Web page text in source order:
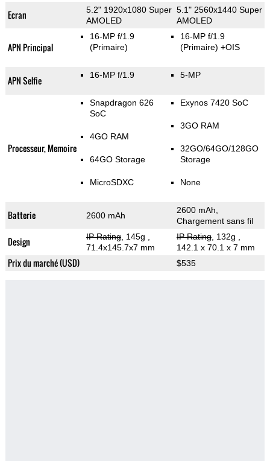
Ecran
5.2" 1920x1080 Super
AMOLED
5.1" 2560x1440 Super
AMOLED
APN Principal
16-MP f/1.9
(Primaire)
16-MP f/1.9
(Primaire) +OIS
APN Selfie 16-MP f/1.9 5-MP
Processeur, Memoire
Snapdragon 626
SoC
4GO RAM
64GO Storage
MicroSDXC
Exynos 7420 SoC
3GO RAM
32GO/64GO/128GO
Storage
None
Batterie 2600 mAh
2600 mAh,
Chargement sans fil
Design IP Rating, 145g
71.4x145.7x7 mm
IP Rating, 132g
142.1 x 70.1 x 7 mm
Prix du marché (USD) $535